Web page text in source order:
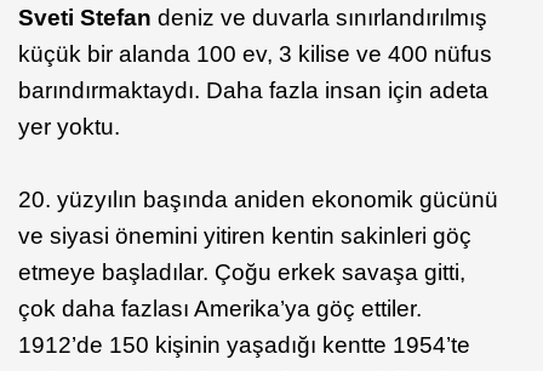
Sveti Stefan deniz ve duvarla sınırlandırılmış
küçük bir alanda 100 ev, 3 kilise ve 400 nüfus
barındırmaktaydı. Daha fazla insan için adeta
yer yoktu.
20. yüzyılın başında aniden ekonomik gücünü
ve siyasi önemini yitiren kentin sakinleri göç
etmeye başladılar. Çoğu erkek savaşa gitti,
çok daha fazlası Amerika’ya göç ettiler.
1912’de 150 kişinin yaşadığı kentte 1954’te